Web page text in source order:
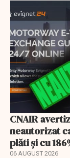
CNAIR
neautorizat
plăti și cu
06 AUGUST 2026